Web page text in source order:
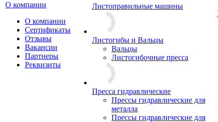
О компании
О компании
Сертификаты
Отзывы
Вакансии
Партнеры
Реквизиты
Листоправильные машины
Листогибы и Вальцы
Вальцы
Листогибочные пресса
Пресса гидравлические
Прессы гидравлические для
металла
Прессы гидравлические для